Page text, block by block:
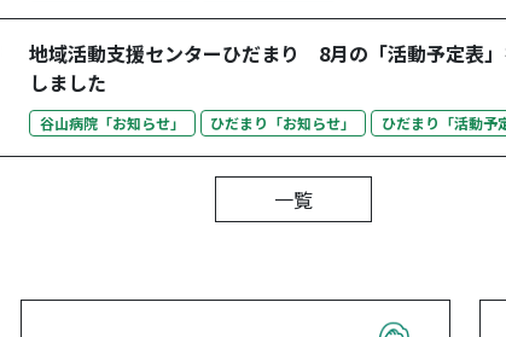
地域活動支援センターひだまり 8月の「活動予定表
しました
谷山病院「お知らせ」 ひだまり「お知らせ」 ひだまり「活動予
一覧